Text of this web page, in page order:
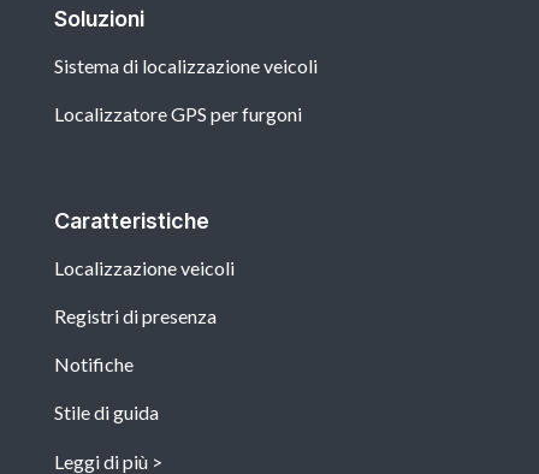
Soluzioni
Sistema di localizzazione veicoli
Localizzatore GPS per furgoni
Caratteristiche
Localizzazione veicoli
Registri di presenza
Notifiche
Stile di guida
Leggi di più